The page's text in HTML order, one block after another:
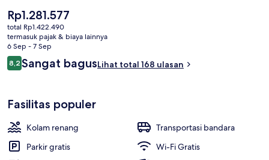
keseluruhan.
Harga
saat
ini
Rp1.281.577
Rp1.281.577
total Rp1.422.490
termasuk pajak & biaya lainnya
6 Sep - 7 Sep
Ulasan
8,28,2 dari 10
Sangat bagusLihat total 168 ulasan
Fasilitas populer
Kolam renang
Transportasi bandara
Parkir gratis
Wi-Fi Gratis